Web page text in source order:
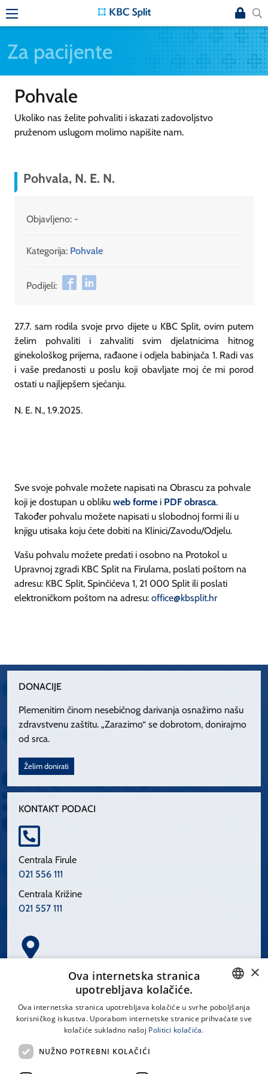
Za pacijente
Pohvale
Ukoliko nas želite pohvaliti i iskazati zadovoljstvo
pruženom uslugom molimo napišite nam.
Pohvala, N. E. N.
Objavljeno: -
Kategorija: Pohvale
Podijeli:
27.7. sam rodila svoje prvo dijete u KBC Split, ovim putem
želim pohvaliti i zahvaliti svim djelatnicima hitnog
ginekološkog prijema, rađaone i odjela babinjača 1. Radi vas
i vaše predanosti u poslu koji obavljate moj će mi porod
ostati u najljepšem sjećanju.
N. E. N., 1.9.2025.
Sve svoje pohvale možete napisati na Obrascu za pohvale
koji je dostupan u obliku web forme i PDF obrasca.
Također pohvalu možete napisati u slobodnoj formi ili u
knjigu utisaka koju ćete dobiti na Klinici/Zavodu/Odjelu.
Vašu pohvalu možete predati i osobno na Protokol u
Upravnoj zgradi KBC Split na Firulama, poslati poštom na
adresu: KBC Split, Spinčićeva 1, 21 000 Split ili poslati
elektroničkom poštom na adresu: office@kbsplit.hr
DONACIJE
Plemenitim činom nesebičnog darivanja osnažimo našu
zdravstvenu zaštitu. „Zarazimo“ se dobrotom, donirajmo
od srca.
Želim donirati
KONTAKT PODACI
Centrala Firule
021 556 111
Centrala Križine
021 557 111
Spinčićeva 1, 21000 Split
CROATIAN
×
Ova internetska stranica
upotrebljava kolačiće.
Ova internetska stranica upotrebljava kolačiće u svrhe poboljšanja
korisničkog iskustva. Uporabom internetske stranice prihvaćate sve
kolačiće sukladno našoj Politici kolačića.
NUŽNO POTREBNI KOLAČIĆI